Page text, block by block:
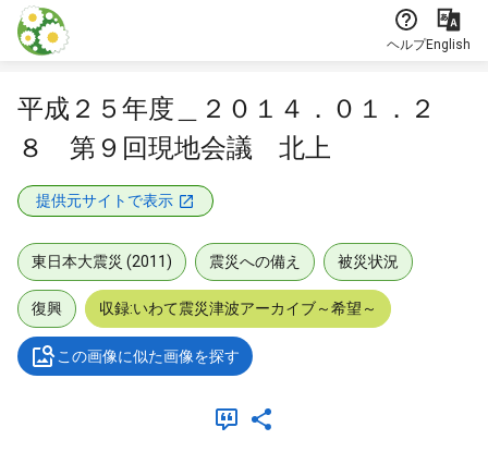
本文に飛ぶ
ヘルプEnglish
平成２５年度＿２０１４．０１．２
８ 第９回現地会議 北上
提供元サイトで表示
東日本大震災 (2011) 震災への備え 被災状況
復興 収録:いわて震災津波アーカイブ～希望～
この画像に似た画像を探す